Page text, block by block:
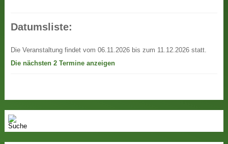
Datumsliste:
Die Veranstaltung findet vom 06.11.2026 bis zum 11.12.2026 statt.
Die nächsten 2 Termine anzeigen